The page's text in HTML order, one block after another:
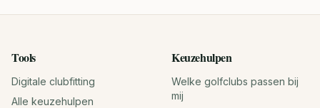
Tools
Digitale clubfitting
Alle keuzehulpen
Keuzehulpen
Welke golfclubs passen bij
mij